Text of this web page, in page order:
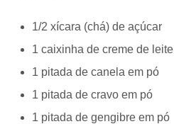
1/2 xícara (chá) de açúcar
1 caixinha de creme de leite
1 pitada de canela em pó
1 pitada de cravo em pó
1 pitada de gengibre em pó